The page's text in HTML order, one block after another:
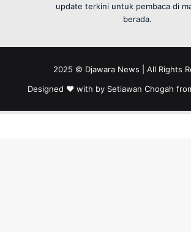
update terkini untuk pembaca di
berada.
2025 © Djawara News | All Rights
Designed ❤️ with by Setiawan Chogah